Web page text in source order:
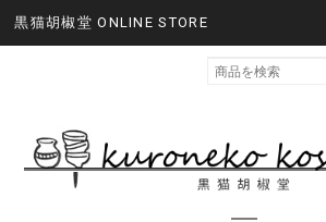
黒猫胡椒堂 ONLINE STORE